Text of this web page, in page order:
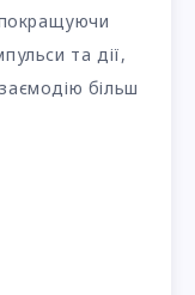
та дії,
більш